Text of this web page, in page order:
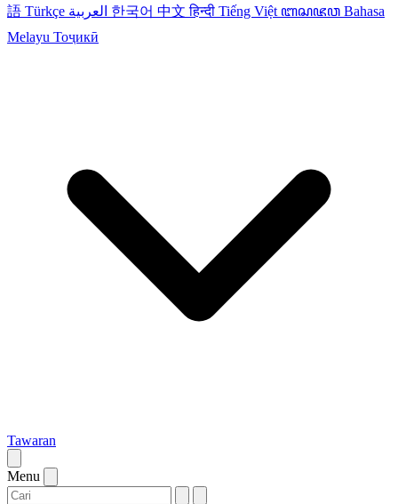
語 Türkçe 한국어 中文हिन्दी Tiếng Việt ꦧꦱꦗꦮ Bahasa
Melayu Тоҷикӣ
Tawaran
Menu